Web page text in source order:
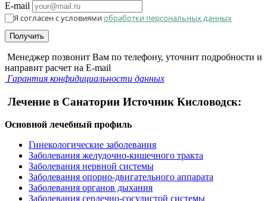
E-mail
Я согласен с условиямиобработки персональных данных
Получить
Менеджер позвонит Вам по телефону, уточнит подробности и
направит расчет на E-mail
Гарантия конфидициальности данных
Лечение в Санатории Источник Кисловодск:
Основной лечебный профиль
Гинекологические заболевания
Заболевания желудочно-кишечного тракта
Заболевания нервной системы
Заболевания опорно-двигательного аппарата
Заболевания органов дыхания
Заболевания сердечно-сосудистой системы